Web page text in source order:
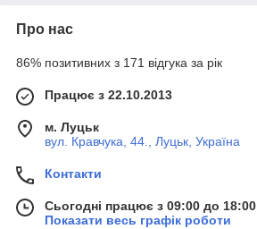
Про нас
86% позитивних з 171 відгука за рік
Працює з 22.10.2013
м. Луцьк
вул. Кравчука, 44., Луцьк, Україна
Контакти
Сьогодні працює з 09:00 до 18:00
Показати весь графік роботи